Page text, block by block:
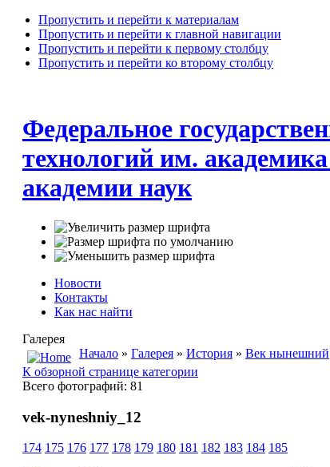
Пропустить и перейти к материалам
Пропустить и перейти к главной навигации
Пропустить и перейти к первому столбцу
Пропустить и перейти ко второму столбцу
Федеральное
технологий им.
академии наук
Новости
Контакты
Как нас найти
Галерея
Начало» Галерея» История» Век нынешний
К обзорной странице категории
Всего фотографий: 81
vek-nyneshniy_12
174 175 176 177 178 179 180 181 182 183 184 185